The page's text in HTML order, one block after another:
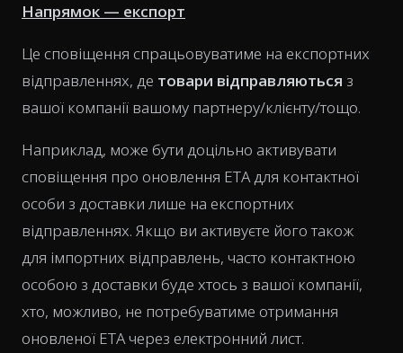
Напрямок — експорт
Це сповіщення спрацьовуватиме на експортних
відправленнях, де товари відправляються з
вашої компанії вашому партнеру/клієнту/тощо.
Наприклад, може бути доцільно активувати
сповіщення про оновлення ETA для контактної
особи з доставки лише на експортних
відправленнях. Якщо ви активуєте його також
для імпортних відправлень, часто контактною
особою з доставки буде хтось з вашої компанії,
хто, можливо, не потребуватиме отримання
оновленої ETA через електронний лист.